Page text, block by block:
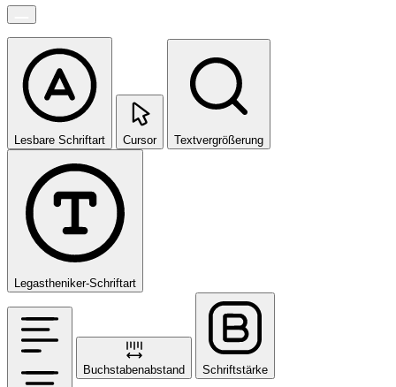
Lesbare Schriftart Cursor Textvergrößerung
Legastheniker-Schriftart
Buchstabenabstand Schriftstärke